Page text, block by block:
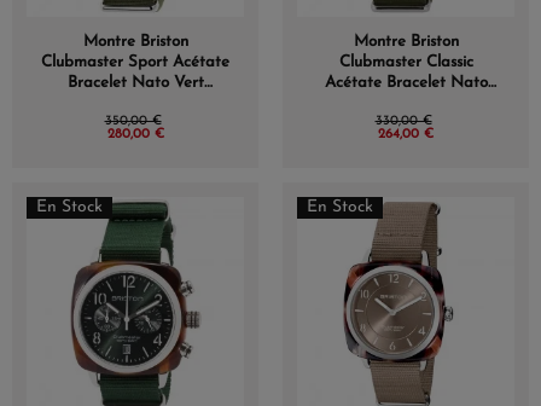
Montre Briston
Clubmaster Sport Acétate
Bracelet Nato Vert
350,00 €
280,00 €
Montre Briston
Clubmaster Classic
Acétate Bracelet Nato
330,00 €
264,00 €
En Stock En Stock